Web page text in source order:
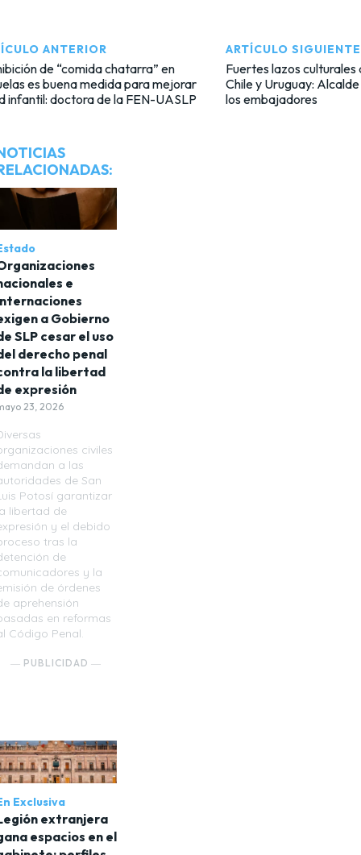
ANTERIOR
de “comida chatarra” en
es buena medida para mejorar
infantil: doctora de la FEN-UASLP
ARTÍCULO SIGUIENTE
Fuertes lazos culturales
Chile y Uruguay:
los embajadores
e
a Gobierno
SLP cesar el uso
derecho penal
la libertad
expresión
23, 2026
civiles
a las
de San
Potosí garantizar
libertad de
y el debido
tras la
de
y la
de órdenes
aprehensión
en reformas
Código Penal.
― PUBLICIDAD ―
Exclusiva
extranjera
espacios en el